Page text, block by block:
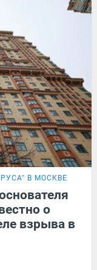
В МОСКВЕ
о
взрыва в